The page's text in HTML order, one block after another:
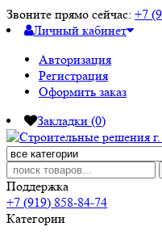
Звоните прямо сейчас: +7
Личный кабинет
Авторизация
Регистрация
Оформить заказ
Закладки (0)
Поддержка
+7 (919) 858-84-74
Категории